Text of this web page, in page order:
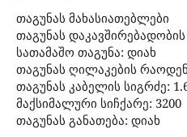
თაგუნას მახასიათებლები
თაგუნას
სათამაშო თაგუნა: დიახ
თაგუნას ღილაკების
თაგუნას კაბელის სიგრძე:
მაქსიმალური სიჩქარე: 3200
თაგუნას განათება: დიახ